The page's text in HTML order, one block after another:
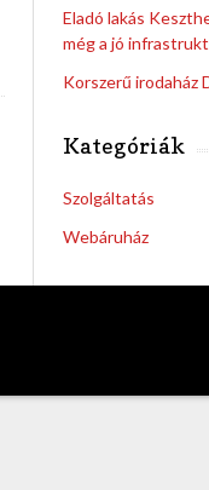
Eladó lakás
még a jó
Korszerű irodaház
Kategóriák
Szolgáltatás
Webáruház